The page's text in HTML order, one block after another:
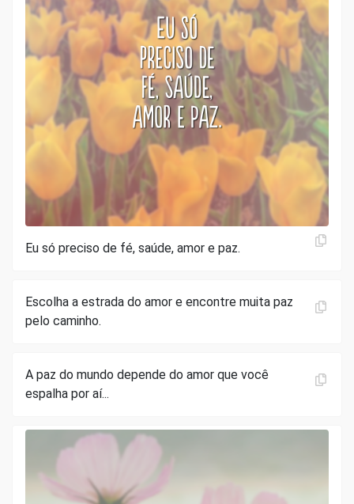
Eu só preciso de fé, saúde, amor e paz.
Escolha a estrada do amor e encontre muita paz
pelo caminho.
A paz do mundo depende do amor que você
espalha por aí...